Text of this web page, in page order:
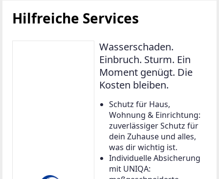
Hilfreiche Services
Wasserschaden.
Einbruch. Sturm. Ein
Moment genügt. Die
Kosten bleiben.
Schutz für Haus,
Wohnung & Einrichtung:
zuverlässiger Schutz für
dein Zuhause und alles,
was dir wichtig ist.
Individuelle Absicherung
mit UNIQA: